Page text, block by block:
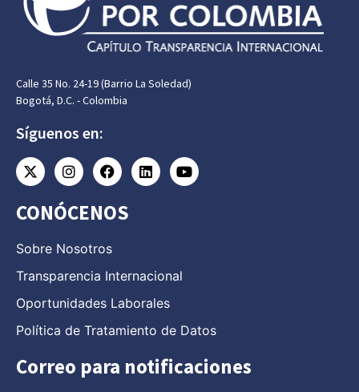
Calle 35 No. 24-19 (Barrio La Soledad)
Bogotá, D.C. - Colombia
Síguenos en:
CONÓCENOS
Sobre Nosotros
Transparencia Internacional
Oportunidades Laborales
Política de Tratamiento de Datos
Correo para notificaciones